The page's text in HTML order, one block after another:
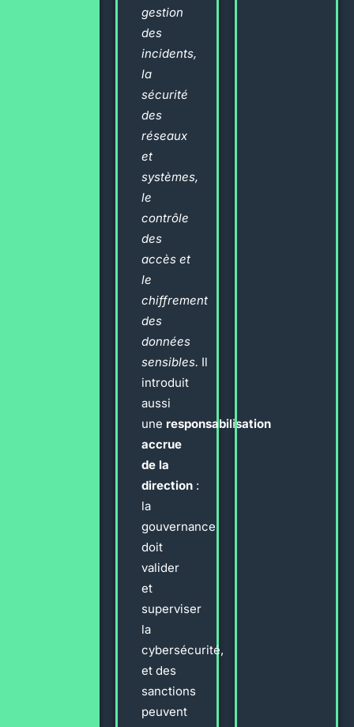
gestion
des
incidents,
la
sécurité
des
réseaux
et
systèmes,
le
contrôle
des
accès et
le
chiffrement
des
données
sensibles. Il
introduit
aussi
une responsabilisation
accrue
de la
direction :
la
gouvernance
doit
valider
et
superviser
la
cybersécurité,
et des
sanctions
peuvent